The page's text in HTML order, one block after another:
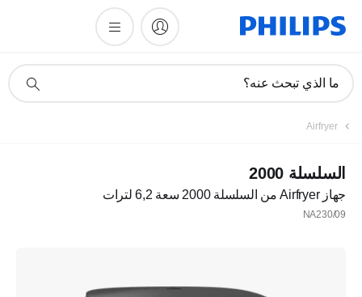
دعم
ما الذي تبحث عنه؟
Airfryer
السلسلة 2000
جهاز Airfryer من السلسلة 2000 سعة 6,2 لترات
NA230/09